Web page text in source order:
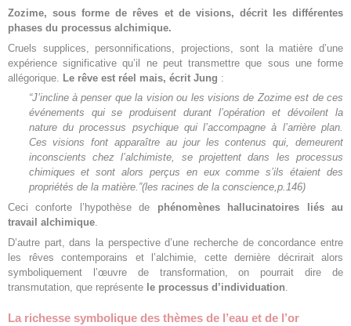
Zozime, sous forme de rêves et de visions, décrit les différentes
phases du processus alchimique.
Cruels supplices, personnifications, projections, sont la matière d’une
expérience significative qu’il ne peut transmettre que sous une forme
allégorique. Le rêve est réel mais, écrit Jung :
“J’incline à penser que la vision ou les visions de Zozime est de ces
événements qui se produisent durant l’opération et dévoilent la
nature du processus psychique qui l’accompagne à l’arrière plan.
Ces visions font apparaître au jour les contenus qui, demeurent
inconscients chez l’alchimiste, se projettent dans les processus
chimiques et sont alors perçus en eux comme s’ils étaient des
propriétés de la matière.”(les racines de la conscience,p.146)
Ceci conforte l’hypothèse de phénomènes hallucinatoires liés au
travail alchimique
D’autre part, dans la perspective d’une recherche de concordance entre
les rêves contemporains et l’alchimie, cette dernière décrirait alors
symboliquement l’œuvre de transformation, on pourrait dire de
transmutation, que représente le processus d’individuation
La richesse symbolique des thèmes de l’eau et de l’or